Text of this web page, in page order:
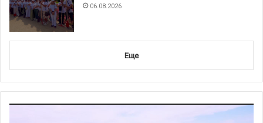
06.08.2026
Еще